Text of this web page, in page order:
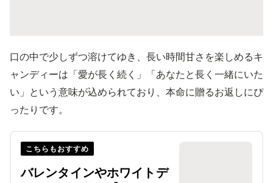
口の中で少しずつ溶けてゆき、長い時間甘さを楽しめるキ
ャンディーは「愛が長く続く」「あなたと長く一緒にいた
い」という意味が込められており、本命に贈るお返しにぴ
ったりです。
こちらもおすすめ
バレンタインやホワイトデ